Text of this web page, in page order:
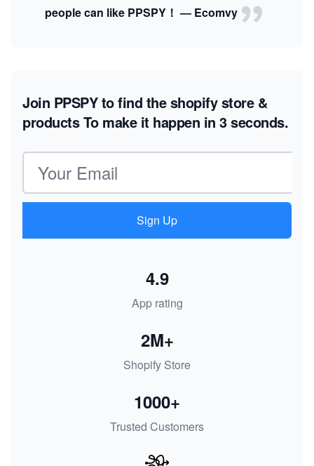
people can like PPSPY！ — Ecomvy
Join PPSPY to find the shopify store &
productsTo make it happen in 3 seconds.
Email address
Sign Up
App rating
4.9
Shopify Store
2M+
Trusted Customers
1000+